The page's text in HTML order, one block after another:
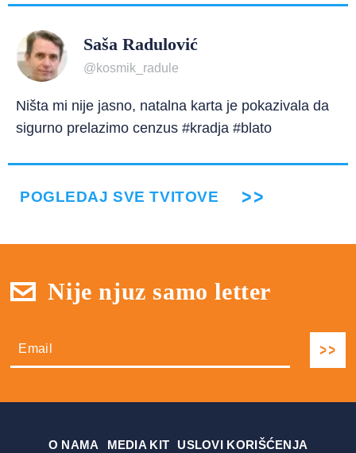
Saša Radulović
@kosmik_radule
Ništa mi nije jasno, natalna karta je pokazivala da
sigurno prelazimo cenzus #kradja #blato
POGLEDAJ SVE TVITOVE
Nije njuz samo letter
О NAMA MEDIA KIT USLOVI KORIŠĆENJA